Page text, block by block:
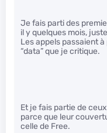
Je fais parti des
il y quelques mois,
Les appels passaient
“data” que je critique.
Et je fais partie de
parce que leur
celle de Free.